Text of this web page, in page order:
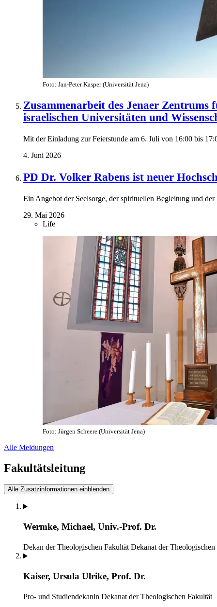
Foto: Jan-Peter Kasper (Universität Jena)
Zusammenarbeit des Jenaer
israelischen Universitäten und
Mit der Einladung zur Feierstunde am 6. Juli von 16:00 bis
4. Juni 2026
PD Dr. Volker Rabens ist neuer
Ein Angebot der Seelsorge, der spirituellen Begleitung und
29. Mai 2026
Life
Foto: Jürgen Scheere (Universität Jena)
Alle Meldungen
Fakultätsleitung
Alle Zusatzinformationen einblenden
Wermke, Michael, Univ.-Prof. Dr.
Dekan der Theologischen Fakultät Dekanat der
Kaiser, Ursula Ulrike, Prof. Dr.
Pro- und Studiendekanin Dekanat der Theologischen Fakultät